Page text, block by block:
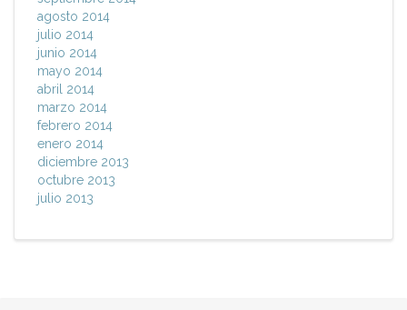
agosto 2014
julio 2014
junio 2014
mayo 2014
abril 2014
marzo 2014
febrero 2014
enero 2014
diciembre 2013
octubre 2013
julio 2013